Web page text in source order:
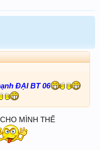
ĐẠI BT 06
MÌNH THẾ